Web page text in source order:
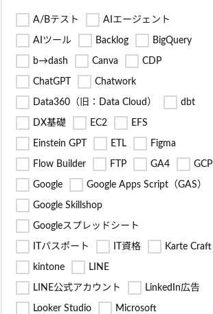
A/Bテスト AIエージェント
AIツール Backlog BigQuery
b→dash Canva CDP
ChatGPT Chatwork
Data360（旧：Data Cloud） dbt
DX基礎 EC2 EFS
Einstein GPT ETL Figma
Flow Builder FTP GA4 GCP
Google Google Apps Script（GAS）
Google Skillshop
Googleスプレッドシート
ITパスポート IT資格 Karte Craft
kintone LINE
LINE公式アカウント LinkedIn広告
Looker Studio Microsoft